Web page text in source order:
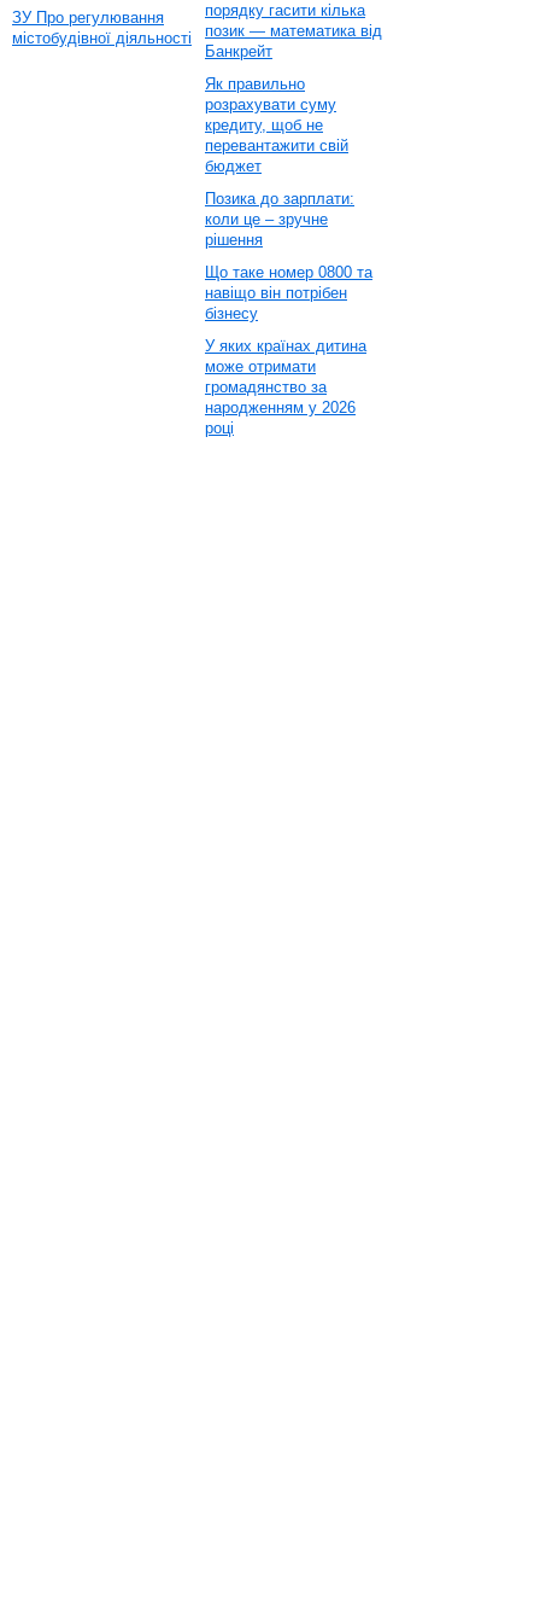
ЗУ Про регулювання
містобудівної діяльності
порядку гасити кілька
позик — математика від
Банкрейт
Як правильно
розрахувати суму
кредиту, щоб не
перевантажити свій
бюджет
Позика до зарплати:
коли це – зручне
рішення
Що таке номер 0800 та
навіщо він потрібен
бізнесу
У яких країнах дитина
може отримати
громадянство за
народженням у 2026
році